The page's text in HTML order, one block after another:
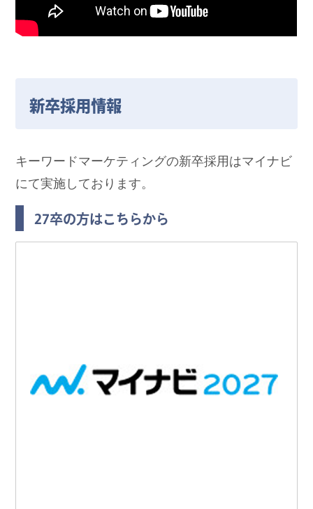
新卒採用情報
キーワードマーケティングの新卒採用はマイナビ
にて実施しております。
27卒の方はこちらから